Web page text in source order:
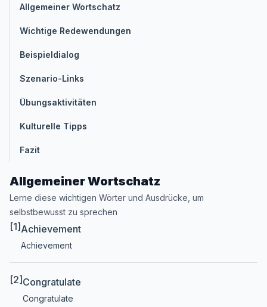
Allgemeiner Wortschatz
Wichtige Redewendungen
Beispieldialog
Szenario-Links
Übungsaktivitäten
Kulturelle Tipps
Fazit
Allgemeiner Wortschatz
Lerne diese wichtigen Wörter und Ausdrücke, um
selbstbewusst zu sprechen
[1] Achievement
Achievement
[2] Congratulate
Congratulate